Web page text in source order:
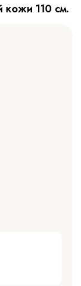
кожи 110 см.